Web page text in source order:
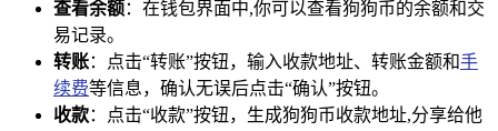
查看余额：在钱包界面中,你可以查看狗狗币的余额和交
易记录。
转账：点击“转账”按钮，输入收款地址、转账金额和手
续费等信息，确认无误后点击“确认”按钮。
收款：点击“收款”按钮，生成狗狗币收款地址,分享给他